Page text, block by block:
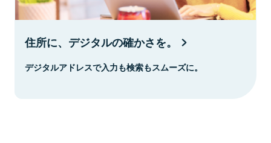
住所に、デジタルの確かさを。
デジタルアドレスで入力も検索もスムーズに。